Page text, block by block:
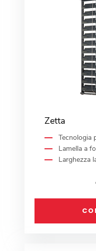
Zetta
Tecnologia
Lamella a
Larghezza